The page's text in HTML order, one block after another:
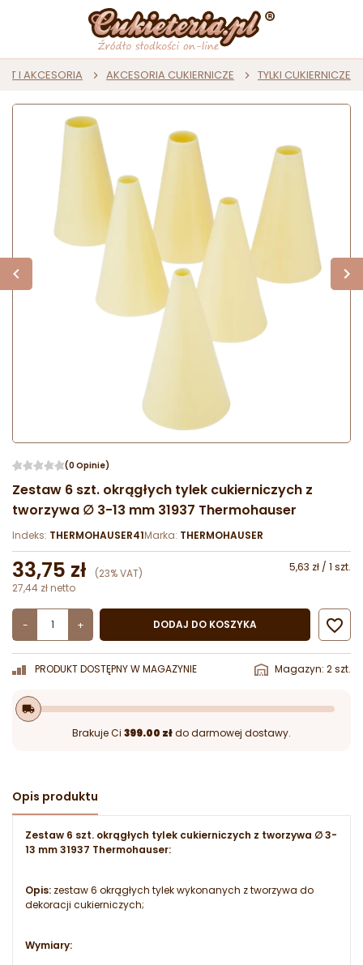
I AKCESORIA AKCESORIA CUKIERNICZE TYLKI CUKIERNICZE
(0 Opinie)
Zestaw 6 szt. okrągłych tylek cukierniczych z
tworzywa ∅ 3-13 mm 31937 Thermohauser
Indeks: THERMOHAUSER41Marka: THERMOHAUSER
33,75 zł (23% VAT)
5,63 zł / 1 szt.
27,44 zł netto
- + DODAJ DO KOSZYKA 
PRODUKT DOSTĘPNY W MAGAZYNIE Magazyn: 2 szt.
local_shipping
Brakuje Ci 399.00 złdo darmowej dostawy.
Opis produktu
Zestaw 6 szt. okrągłych tylek cukierniczych z tworzywa ∅ 3-
13 mm 31937 Thermohauser:
Opis: zestaw 6 okrągłych tylek wykonanych z tworzywa do
dekoracji cukierniczych;
Wymiary: